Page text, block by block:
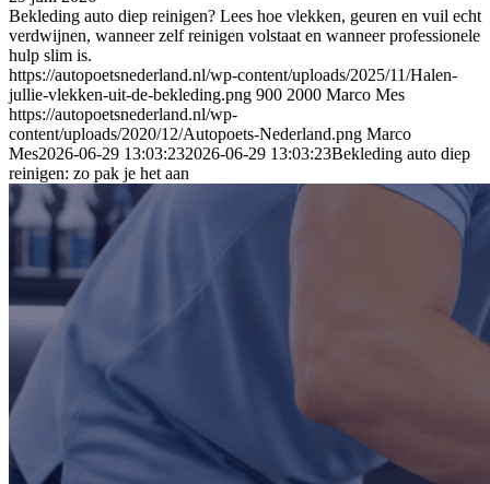
Bekleding auto diep reinigen? Lees hoe vlekken, geuren en vuil echt
verdwijnen, wanneer zelf reinigen volstaat en wanneer professionele
hulp slim is.
https://autopoetsnederland.nl/wp-content/uploads/2025/11/Halen-
jullie-vlekken-uit-de-bekleding.png 900 2000 Marco Mes
https://autopoetsnederland.nl/wp-
content/uploads/2020/12/Autopoets-Nederland.png Marco
Mes2026-06-29 13:03:232026-06-29 13:03:23Bekleding auto diep
reinigen: zo pak je het aan